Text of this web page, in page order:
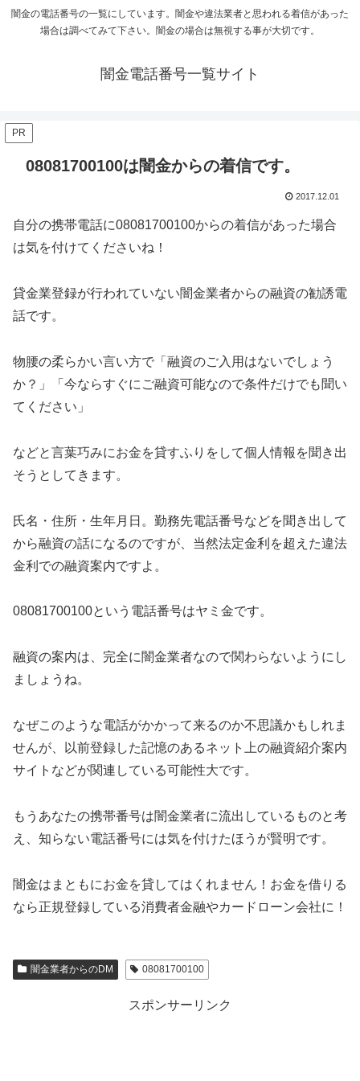
闇金の電話番号の一覧にしています。闇金や違法業者と思われる着信があった
場合は調べてみて下さい。闇金の場合は無視する事が大切です。
闇金電話番号一覧サイト
PR
08081700100は闇金からの着信です。
2017.12.01
自分の携帯電話に08081700100からの着信があった場合
は気を付けてくださいね！
貸金業登録が行われていない闇金業者からの融資の勧誘電
話です。
物腰の柔らかい言い方で「融資のご入用はないでしょう
か？」「今ならすぐにご融資可能なので条件だけでも聞い
てください」
などと言葉巧みにお金を貸すふりをして個人情報を聞き出
そうとしてきます。
氏名・住所・生年月日。勤務先電話番号などを聞き出して
から融資の話になるのですが、当然法定金利を超えた違法
金利での融資案内ですよ。
08081700100という電話番号はヤミ金です。
融資の案内は、完全に闇金業者なので関わらないようにし
ましょうね。
なぜこのような電話がかかって来るのか不思議かもしれま
せんが、以前登録した記憶のあるネット上の融資紹介案内
サイトなどが関連している可能性大です。
もうあなたの携帯番号は闇金業者に流出しているものと考
え、知らない電話番号には気を付けたほうが賢明です。
闇金はまともにお金を貸してはくれません！お金を借りる
なら正規登録している消費者金融やカードローン会社に！
闇金業者からのDM 08081700100
スポンサーリンク